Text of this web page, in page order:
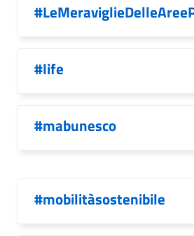
#life
#mabunesco
#mobilitàsostenibile